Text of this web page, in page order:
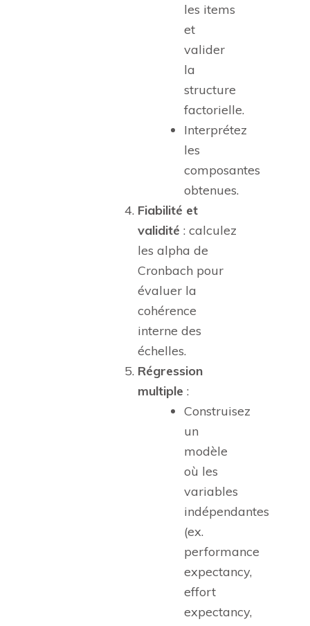
les items
et
valider
la
structure
factorielle.
Interprétez
les
composantes
obtenues.
Fiabilité et
validité : calculez
les alpha de
Cronbach pour
évaluer la
cohérence
interne des
échelles.
Régression
multiple :
Construisez
un
modèle
où les
variables
indépendantes
(ex.
performance
expectancy,
effort
expectancy,